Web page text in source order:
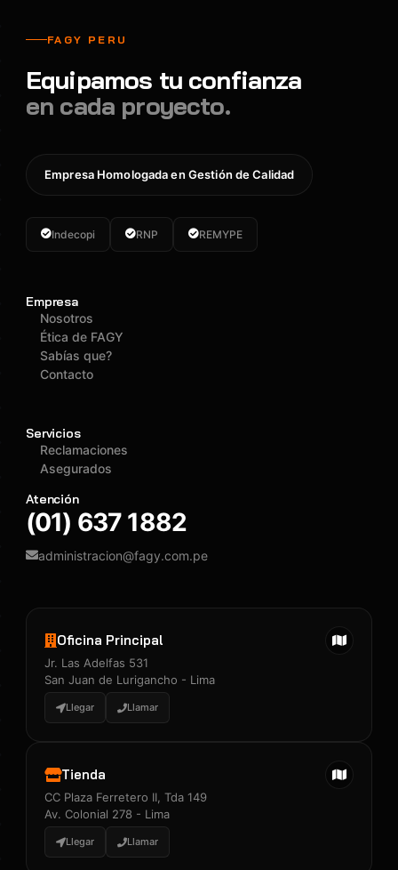
FAGY PERU
Equipamos tu confianza
en cada proyecto.
Empresa Homologada en Gestión de Calidad
Indecopi RNP REMYPE
Empresa
Nosotros
Ética de FAGY
Sabías que?
Contacto
Servicios
Reclamaciones
Asegurados
Atención
(01) 637 1882
administracion@fagy.com.pe
Oficina Principal
Jr. Las Adelfas 531
San Juan de Lurigancho - Lima
Llegar Llamar
Tienda
CC Plaza Ferretero II, Tda 149
Av. Colonial 278 - Lima
Llegar Llamar